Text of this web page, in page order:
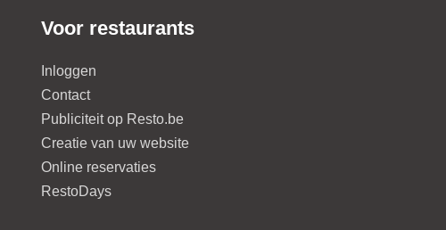
Voor restaurants
Inloggen
Contact
Publiciteit op Resto.be
Creatie van uw website
Online reservaties
RestoDays